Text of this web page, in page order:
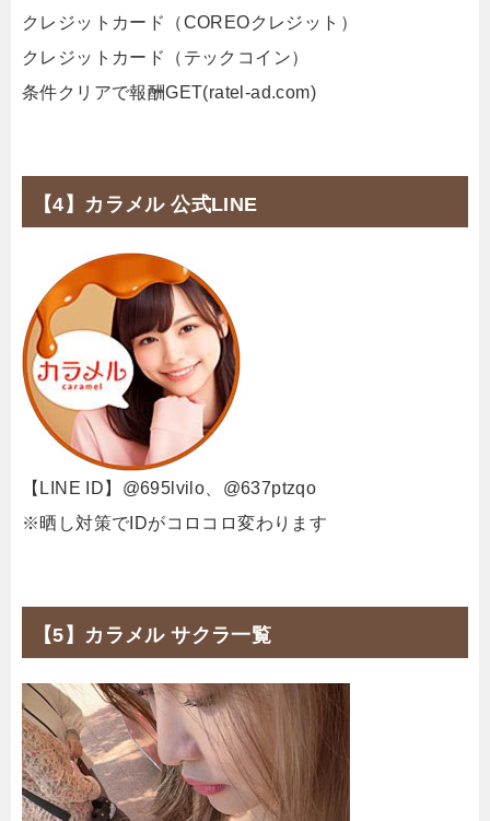
クレジットカード（COREOクレジット）
クレジットカード（テックコイン）
条件クリアで報酬GET(ratel-ad.com)
【4】カラメル 公式LINE
【LINE ID】@695lvilo、@637ptzqo
※晒し対策でIDがコロコロ変わります
【5】カラメル サクラ一覧